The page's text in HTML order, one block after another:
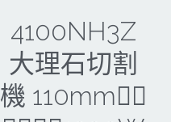
4100NH3Z
大理石切割
機 110mm🐕‍🦺